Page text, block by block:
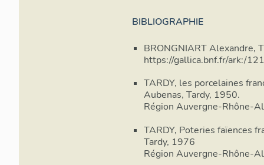
BIBLIOGRAPHIE
BRONGNIART Alexandre,
https://gallica.bnf.fr/ark:/
TARDY, les porcelaines
Aubenas, Tardy, 1950.
Région Auvergne-Rhône-
TARDY, Poteries faïences
Tardy, 1976
Région Auvergne-Rhône-